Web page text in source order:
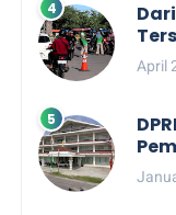
April